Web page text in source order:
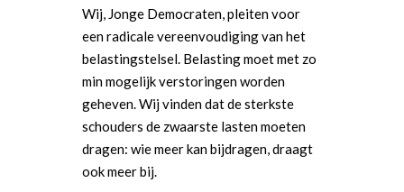
Wij, Jonge Democraten, pleiten voor
een radicale vereenvoudiging van het
belastingstelsel. Belasting moet met zo
min mogelijk verstoringen worden
geheven. Wij vinden dat de sterkste
schouders de zwaarste lasten moeten
dragen: wie meer kan bijdragen, draagt
ook meer bij.